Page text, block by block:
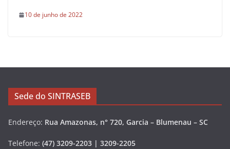
10 de junho de 2022
Sede do SINTRASEB
Endereço: Rua Amazonas, n° 720, Garcia – Blumenau – SC
Telefone: (47) 3209-2203 | 3209-2205